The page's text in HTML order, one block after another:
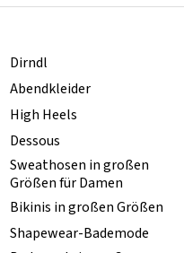
Dirndl
Abendkleider
High Heels
Dessous
Sweathosen in großen
Größen für Damen
Bikinis in großen Größen
Shapewear-Bademode